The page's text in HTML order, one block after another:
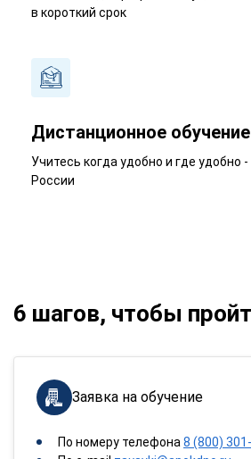
в короткий срок
Дистанционное обучение
Учитесь когда удобно и где удобно
России
6 шагов, чтобы
Заявка на обучение
По номеру телефона 8 (800)